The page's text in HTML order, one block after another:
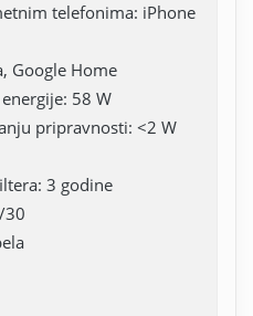
telefonima: iPhone
Google Home
58 W
pripravnosti: <2 W
3 godine
30